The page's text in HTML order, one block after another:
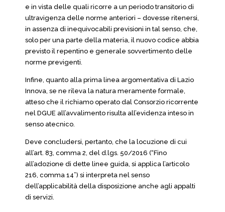
e in vista delle quali ricorre a un periodo transitorio di
ultravigenza delle norme anteriori – dovesse ritenersi,
in assenza di inequivocabili previsioni in tal senso, che,
solo per una parte della materia, il nuovo codice abbia
previsto il repentino e generale sovvertimento delle
norme previgenti.
Infine, quanto alla prima linea argomentativa di Lazio
Innova, se ne rileva la natura meramente formale,
atteso che il richiamo operato dal Consorzio ricorrente
nel DGUE all’avvalimento risulta all’evidenza inteso in
senso atecnico.
Deve concludersi, pertanto, che la locuzione di cui
all’art. 83, comma 2, del d.lgs. 50/2016 (“Fino
all’adozione di dette linee guida, si applica l’articolo
216, comma 14”) si interpreta nel senso
dell’applicabilità della disposizione anche agli appalti
di servizi.